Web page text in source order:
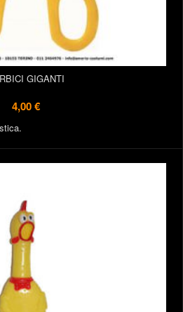
GIGANTI
4,00 €